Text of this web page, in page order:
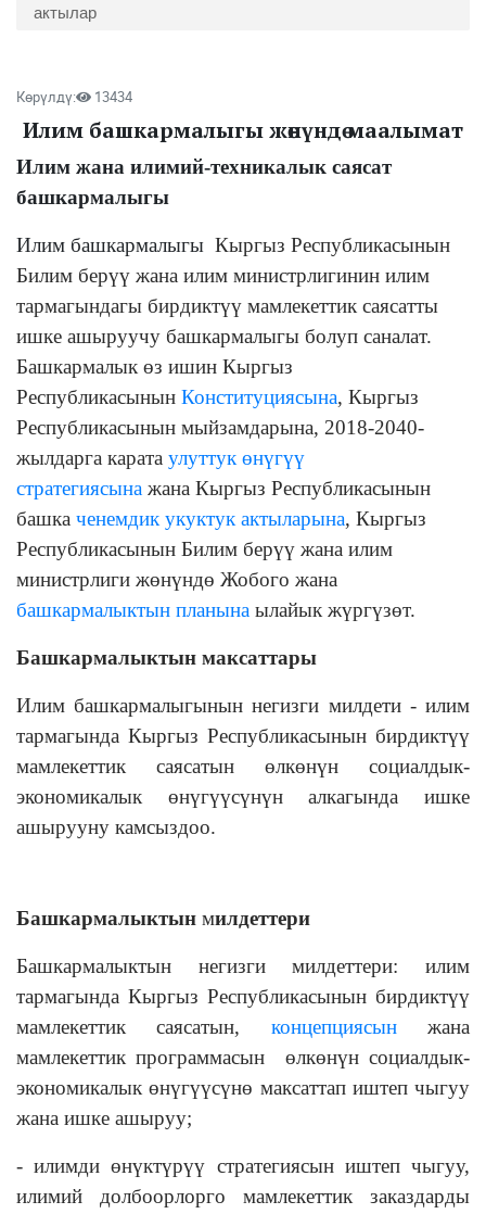
актылар
Көрүлдү: 13434
Илим башкармалыгы жөнүндө маалымат
Илим жана илимий-техникалык саясат
башкармалыгы
Илим башкармалыгы Кыргыз Республикасынын
Билим берүү жана илим министрлигинин илим
тармагындагы бирдиктүү мамлекеттик саясатты
ишке ашыруучу башкармалыгы болуп саналат.
Башкармалыкөз ишин Кыргыз
Республикасынын Конституциясына, Кыргыз
Республикасынын мыйзамдарына, 2018-2040-
жылдарга карата улуттук өнүгүү
стратегиясына жана Кыргыз Республикасынын
башка ченемдик укуктук актыларына, Кыргыз
Республикасынын Билим берүү жана илим
министрлиги жөнүндө Жобого жана
башкармалыктын планына ылайык жүргүзөт.
Башкармалыктын максаттары
Илим башкармалыгынын негизги милдети - илим
тармагында Кыргыз Республикасынын бирдиктүү
мамлекеттик саясатын өлкөнүн социалдык-
экономикалык өнүгүүсүнүн алкагында ишке
ашырууну камсыздоо.
Башкармалыктын милдеттери
Башкармалыктын негизги милдеттери: илим
тармагында Кыргыз Республикасынын бирдиктүү
мамлекеттик саясатын, концепциясынжана
мамлекеттик программасын өлкөнүн социалдык-
экономикалык өнүгүүсүнө максаттап иштеп чыгуу
жана ишке ашыруу;
- илимди өнүктүрүү стратегиясын иштеп чыгуу,
илимий долбоорлорго мамлекеттик заказдарды